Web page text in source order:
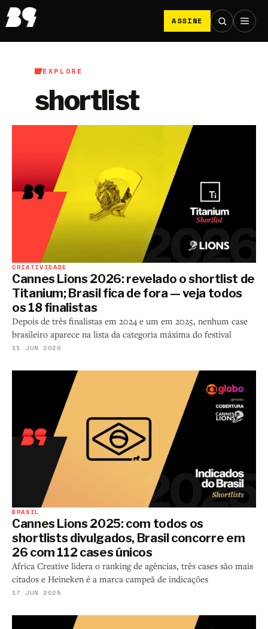
ASSINE
EXPLORE
shortlist
CRIATIVIDADE
Cannes Lions 2026: revelado o shortlist de
Titanium; Brasil fica de fora — veja todos
os 18 finalistas
Depois de três finalistas em 2024 e um em 2025, nenhum case
brasileiro aparece na lista da categoria máxima do festival
11 JUN 2026
BRASIL
Cannes Lions 2025: com todos os
shortlists divulgados, Brasil concorre em
26 com 112 cases únicos
Africa Creative lidera o ranking de agências, três cases são mais
citados e Heineken é a marca campeã de indicações
17 JUN 2025